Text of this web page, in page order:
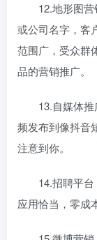
12.地形图营
或公司名字，客
范围广，受众群
品的营销推广。
13.自媒体推
频发布到像抖音
注意到你。
14.招聘平台
应用恰当，零成